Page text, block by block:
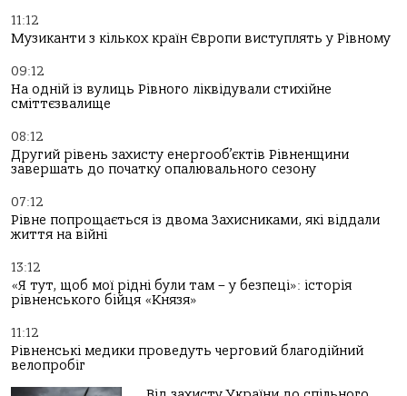
11:12
Музиканти з кількох країн Європи виступлять у Рівному
09:12
На одній із вулиць Рівного ліквідували стихійне
сміттєзвалище
08:12
Другий рівень захисту енергооб’єктів Рівненщини
завершать до початку опалювального сезону
07:12
Рівне попрощається із двома Захисниками, які віддали
життя на війні
13:12
«Я тут, щоб мої рідні були там – у безпеці»: історія
рівненського бійця «Князя»
11:12
Рівненські медики проведуть черговий благодійний
велопробіг